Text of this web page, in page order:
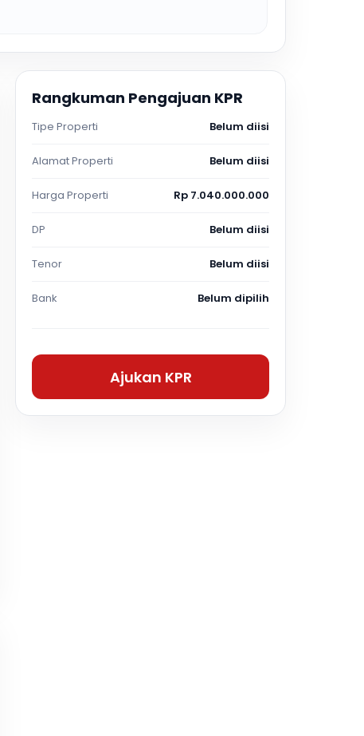
Rangkuman Pengajuan KPR
Tipe Properti Belum diisi
Alamat Properti Belum diisi
Harga Properti Rp 7.040.000.000
DP Belum diisi
Tenor Belum diisi
Bank Belum dipilih
Ajukan KPR